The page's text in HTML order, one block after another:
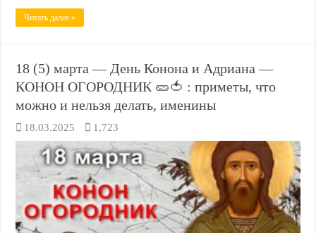
Читать далее »
18 (5) марта — День Конона и Адриана —
КОНОН ОГОРОДНИК 🥒🍅 : приметы, что
можно и нельзя делать, именины
18.03.2025 1,723